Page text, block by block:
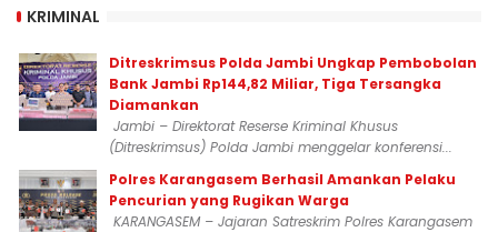
KRIMINAL
Ditreskrimsus Polda Jambi Ungkap Pembobolan
Bank Jambi Rp144,82 Miliar, Tiga Tersangka
Diamankan
Jambi – Direktorat Reserse Kriminal Khusus
(Ditreskrimsus) Polda Jambi menggelar konferensi...
Polres Karangasem Berhasil Amankan Pelaku
Pencurian yang Rugikan Warga
KARANGASEM – Jajaran Satreskrim Polres Karangasem